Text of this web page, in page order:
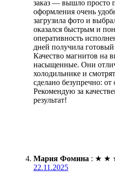
заказ — вышло просто
оформления очень
загрузила фото и
оказался быстрым и
оперативность
дней получила готовый
Качество магнитов на
насыщенные. Они
холодильнике и
сделано безупречно:
Рекомендую за
результат!
Мария Фомина : ★ ★
22.11.2025